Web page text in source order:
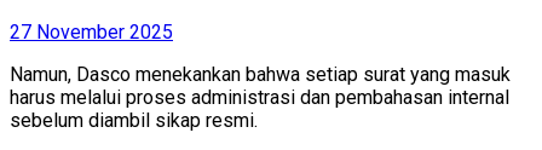
27 November 2025
Namun, Dasco menekankan bahwa setiap surat yang masuk
harus melalui proses administrasi dan pembahasan internal
sebelum diambil sikap resmi.